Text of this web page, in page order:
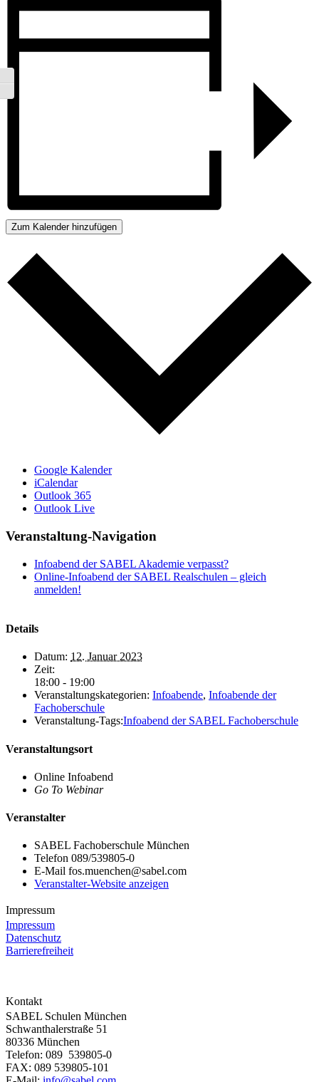
Schrift vergrößern
Zum Kalender hinzufügen
Google Kalender
iCalendar
Outlook 365
Outlook Live
Veranstaltung-Navigation
Infoabend der SABEL Akademie verpasst?
Online-Infoabend der SABEL Realschulen – gleich
anmelden!
Details
Datum: 12. Januar 2023
Zeit:
18:00 - 19:00
Veranstaltungskategorien: Infoabende, Infoabende der
Fachoberschule
Veranstaltung-Tags:Infoabend der SABEL Fachoberschule
Veranstaltungsort
Online Infoabend
Go To Webinar
Veranstalter
SABEL Fachoberschule München
Telefon 089/539805-0
E-Mail fos.muenchen@sabel.com
Veranstalter-Website anzeigen
Impressum
Impressum
Datenschutz
Barrierefreiheit
Kontakt
SABEL Schulen München
Schwanthalerstraße 51
80336 München
Telefon: 089 539805-0
FAX: 089 539805-101